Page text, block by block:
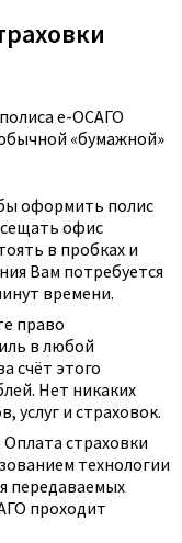
е-ОСАГО
«бумажной»
оформить полис
офис
в пробках и
Вам потребуется
времени.
право
в любой
счёт этого
Нет никаких
услуг и страховок.
Оплата страховки
технологии
передаваемых
проходит